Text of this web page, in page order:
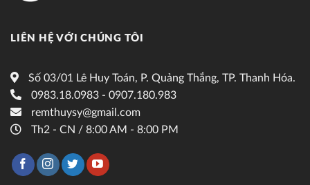
LIÊN HỆ VỚI CHÚNG TÔI
Số 03/01 Lê Huy Toán, P. Quảng Thắng, TP. Thanh Hóa.
0983.18.0983 - 0907.180.983
remthuysy@gmail.com
Th2 - CN / 8:00 AM - 8:00 PM